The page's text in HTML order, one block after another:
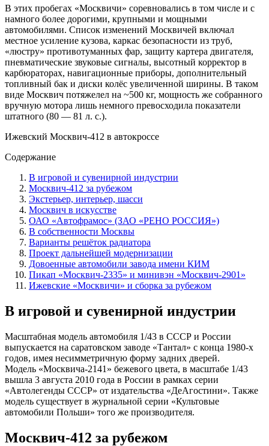
В этих пробегах «Москвичи» соревновались в том числе и с
намного более дорогими, крупными и мощными
автомобилями. Список изменений Москвичей включал
местное усиление кузова, каркас безопасности из труб,
«люстру» противотуманных фар, защиту картера двигателя,
пневматические звуковые сигналы, высотный корректор в
карбюраторах, навигационные приборы, дополнительный
топливный бак и диски колёс увеличенной ширины. В таком
виде Москвич потяжелел на ~500 кг, мощность же собранного
вручную мотора лишь немного превосходила показатели
штатного (80 — 81 л. с.).
Ижевский Москвич-412 в автокроссе
Содержание
В игровой и сувенирной индустрии
Москвич-412 за рубежом
Экстерьер, интерьер, шасси
Москвич в искусстве
ОАО «Автофрамос» (ЗАО «РЕНО РОССИЯ»)
В собственности Москвы
Варианты решёток радиатора
Проект дальнейшей модернизации
Довоенные автомобили завода имени КИМ
Пикап «Москвич-2335» и минивэн «Москвич-2901»
Ижевские «Москвичи» и сборка за рубежом
В игровой и сувенирной индустрии
Масштабная модель автомобиля 1/43 в СССР и России
выпускается на саратовском заводе «Тантал» с конца 1980-х
годов, имея несимметричную форму задних дверей.
Модель «Москвича-2141» бежевого цвета, в масштабе 1/43
вышла 3 августа 2010 года в России в рамках серии
«Автолегенды СССР» от издательства «ДеАгостини». Также
модель существует в журнальной серии «Культовые
автомобили Польши» того же производителя.
Москвич-412 за рубежом